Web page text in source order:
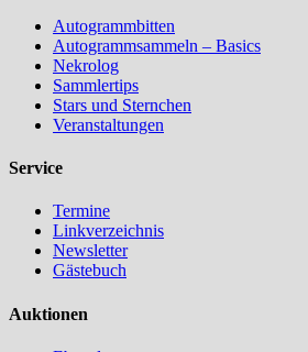
Autogrammbitten
Autogrammsammeln – Basics
Nekrolog
Sammlertips
Stars und Sternchen
Veranstaltungen
Service
Termine
Linkverzeichnis
Newsletter
Gästebuch
Auktionen